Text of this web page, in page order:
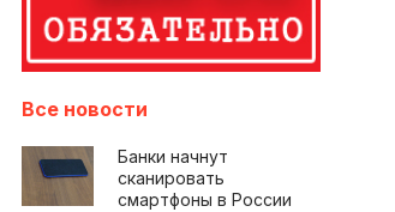
Все новости
Банки начнут
сканировать
смартфоны в России